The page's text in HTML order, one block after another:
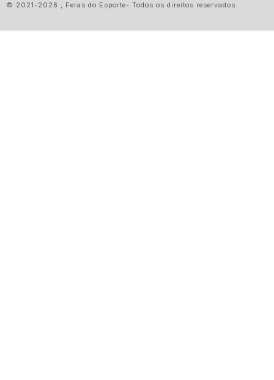
© 2021-2026 , Feras do Esporte- Todos os direitos reservados.